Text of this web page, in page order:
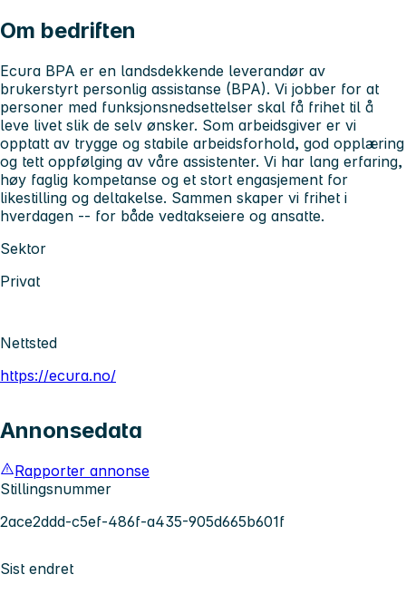
Om bedriften
Ecura BPA er en landsdekkende leverandør av
brukerstyrt personlig assistanse (BPA). Vi jobber for at
personer med funksjonsnedsettelser skal få frihet til å
leve livet slik de selv ønsker. Som arbeidsgiver er vi
opptatt av trygge og stabile arbeidsforhold, god opplæring
og tett oppfølging av våre assistenter. Vi har lang erfaring,
høy faglig kompetanse og et stort engasjement for
likestilling og deltakelse. Sammen skaper vi frihet i
hverdagen -- for både vedtakseiere og ansatte.
Sektor
Privat
Nettsted
https://ecura.no/
Annonsedata
Rapporter annonse
Stillingsnummer
2ace2ddd-c5ef-486f-a435-905d665b601f
Sist endret